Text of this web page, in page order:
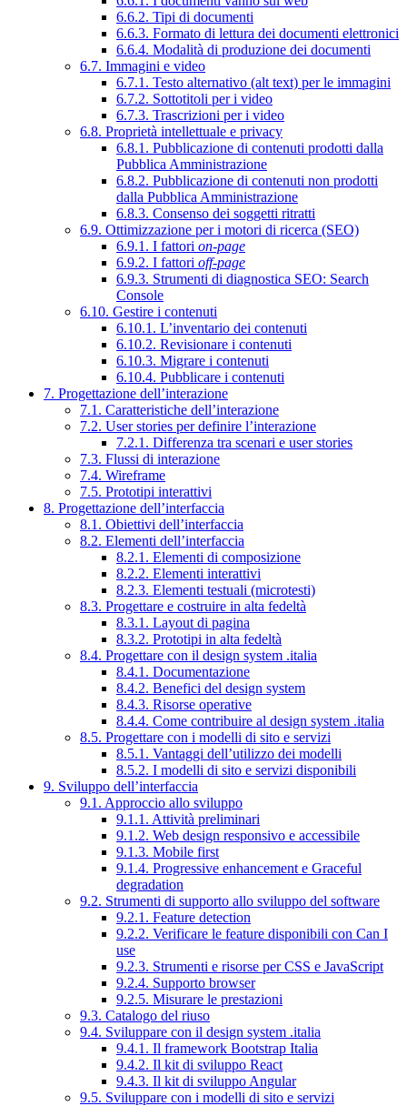
6.6.2. Tipi di documenti
6.6.3. Formato di lettura dei documenti elettronici
6.6.4. Modalità di produzione dei documenti
6.7. Immagini e video
6.7.1. Testo alternativo (alt text) per le immagini
6.7.2. Sottotitoli per i video
6.7.3. Trascrizioni per i video
6.8. Proprietà intellettuale e privacy
6.8.1. Pubblicazione di contenuti prodotti dalla
Pubblica Amministrazione
6.8.2. Pubblicazione di contenuti non prodotti
dalla Pubblica Amministrazione
6.8.3. Consenso dei soggetti ritratti
6.9. Ottimizzazione per i motori di ricerca (SEO)
6.9.1. I fattori on-page
6.9.2. I fattori off-page
6.9.3. Strumenti di diagnostica SEO: Search
Console
6.10. Gestire i contenuti
6.10.1. L’inventario dei contenuti
6.10.2. Revisionare i contenuti
6.10.3. Migrare i contenuti
6.10.4. Pubblicare i contenuti
7. Progettazione dell’interazione
7.1. Caratteristiche dell’interazione
7.2. User stories per definire l’interazione
7.2.1. Differenza tra scenari e user stories
7.3. Flussi di interazione
7.4. Wireframe
7.5. Prototipi interattivi
8. Progettazione dell’interfaccia
8.1. Obiettivi dell’interfaccia
8.2. Elementi dell’interfaccia
8.2.1. Elementi di composizione
8.2.2. Elementi interattivi
8.2.3. Elementi testuali (microtesti)
8.3. Progettare e costruire in alta fedeltà
8.3.1. Layout di pagina
8.3.2. Prototipi in alta fedeltà
8.4. Progettare con il design system .italia
8.4.1. Documentazione
8.4.2. Benefici del design system
8.4.3. Risorse operative
8.4.4. Come contribuire al design system .italia
8.5. Progettare con i modelli di sito e servizi
8.5.1. Vantaggi dell’utilizzo dei modelli
8.5.2. I modelli di sito e servizi disponibili
9. Sviluppo dell’interfaccia
9.1. Approccio allo sviluppo
9.1.1. Attività preliminari
9.1.2. Web design responsivo e accessibile
9.1.3. Mobile first
9.1.4. Progressive enhancement e Graceful
degradation
9.2. Strumenti di supporto allo sviluppo del software
9.2.1. Feature detection
9.2.2. Verificare le feature disponibili con Can I
use
9.2.3. Strumenti e risorse per CSS e JavaScript
9.2.4. Supporto browser
9.2.5. Misurare le prestazioni
9.3. Catalogo del riuso
9.4. Sviluppare con il design system .italia
9.4.1. Il framework Bootstrap Italia
9.4.2. Il kit di sviluppo React
9.4.3. Il kit di sviluppo Angular
9.5. Sviluppare con i modelli di sito e servizi